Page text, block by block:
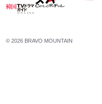
© 2026 BRAVO MOUNTAIN